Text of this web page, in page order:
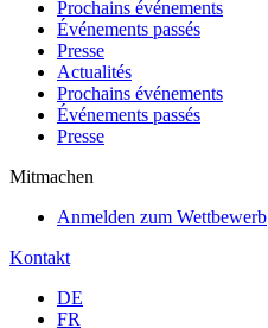
Prochains événements
Événements passés
Presse
Actualités
Prochains événements
Événements passés
Presse
Mitmachen
Anmelden zum Wettbewerb
Kontakt
DE
FR